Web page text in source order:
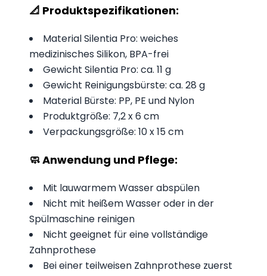
📐 Produktspezifikationen:
Material Silentia Pro: weiches
medizinisches Silikon, BPA-frei
Gewicht Silentia Pro: ca. 11 g
Gewicht Reinigungsbürste: ca. 28 g
Material Bürste: PP, PE und Nylon
Produktgröße: 7,2 x 6 cm
Verpackungsgröße: 10 x 15 cm
🧼 Anwendung und Pflege:
Mit lauwarmem Wasser abspülen
Nicht mit heißem Wasser oder in der
Spülmaschine reinigen
Nicht geeignet für eine vollständige
Zahnprothese
Bei einer teilweisen Zahnprothese zuerst